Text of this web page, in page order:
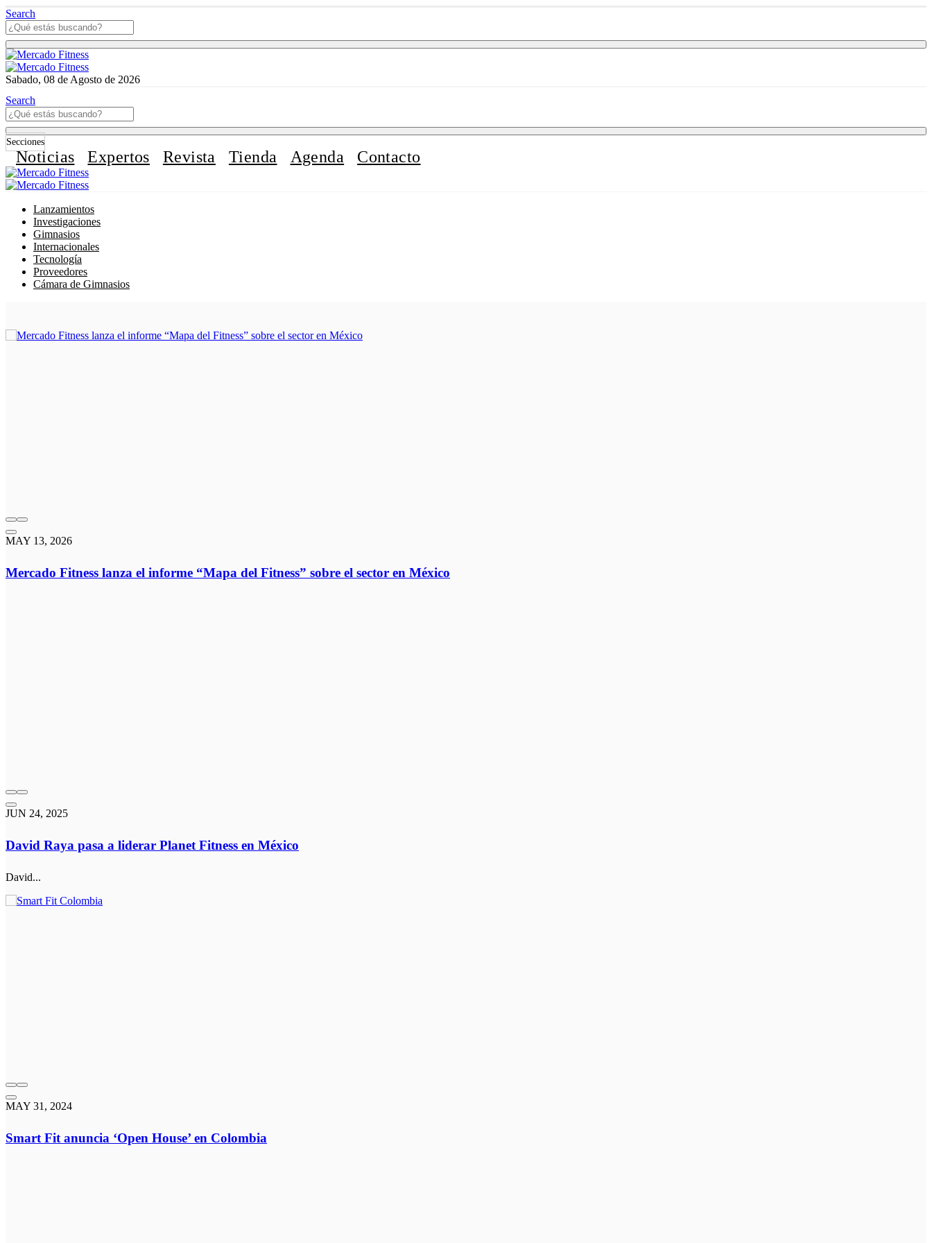
Search
Sabado, 08 de Agosto de 2026
Search
Secciones
Noticias Expertos Revista Tienda Agenda Contacto
Lanzamientos
Investigaciones
Gimnasios
Internacionales
Tecnología
Proveedores
Cámara de Gimnasios
MAY 13, 2026
Mercado Fitness lanza el informe “Mapa del Fitness” sobre el sector en México
JUN 24, 2025
David Raya pasa a liderar Planet Fitness en México
David...
MAY 31, 2024
Smart Fit anuncia ‘Open House’ en Colombia